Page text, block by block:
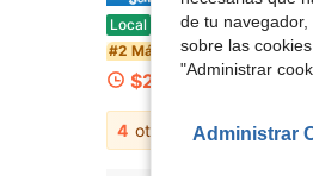
Local -58% Felpudo de bienvenida con patrón de calabaza y hoja de arce de otoño, material de franela antideslizante, cómodo y fácil de limpiar, ideal para entrada, dormitorio,
#2 Más vendidos
$2.50
4 otros vendedores
de tu
sobre las
"Administrar
Administrar